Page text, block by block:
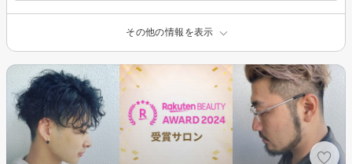
その他の情報を表示